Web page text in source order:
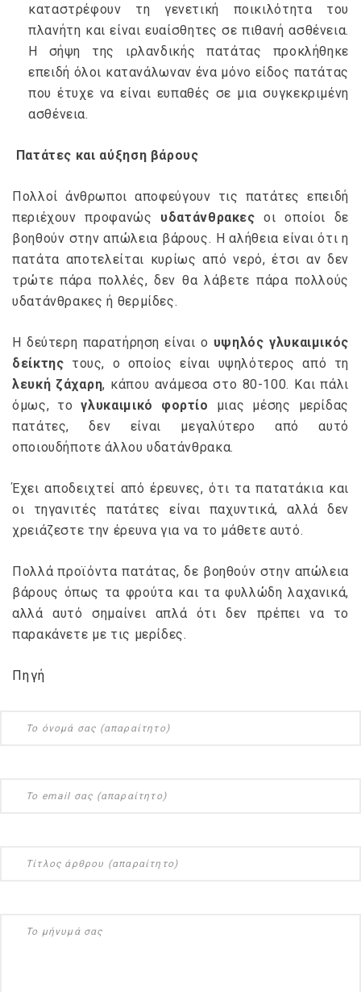
καταστρέφουν τη γενετική ποικιλότητα του
πλανήτη και είναι ευαίσθητες σε πιθανή ασθένεια.
Η σήψη της ιρλανδικής πατάτας προκλήθηκε
επειδή όλοι κατανάλωναν ένα μόνο είδος πατάτας
που έτυχε να είναι ευπαθές σε μια συγκεκριμένη
ασθένεια.
Πατάτες και αύξηση βάρους
Πολλοί άνθρωποι αποφεύγουν τις πατάτες επειδή
περιέχουν προφανώς υδατάνθρακες οι οποίοι δε
βοηθούν στην απώλεια βάρους. Η αλήθεια είναι ότι η
πατάτα αποτελείται κυρίως από νερό, έτσι αν δεν
τρώτε πάρα πολλές, δεν θα λάβετε πάρα πολλούς
υδατάνθρακες ή θερμίδες.
Η δεύτερη παρατήρηση είναι ο υψηλός γλυκαιμικός
δείκτης τους, ο οποίος είναι υψηλότερος από τη
λευκή ζάχαρη, κάπου ανάμεσα στο 80-100. Και πάλι
όμως, τογλυκαιμικό φορτίο μιας μέσης μερίδας
πατάτες, δεν είναι μεγαλύτερο από αυτό
οποιουδήποτε άλλου υδατάνθρακα.
Έχει αποδειχτεί από έρευνες, ότι τα πατατάκια και
οι τηγανιτές πατάτες είναι παχυντικά, αλλά δεν
χρειάζεστε την έρευνα για να το μάθετε αυτό.
Πολλά προϊόντα πατάτας, δε βοηθούν στην απώλεια
βάρους όπως τα φρούτα και τα φυλλώδη λαχανικά,
αλλά αυτό σημαίνει απλά ότι δεν πρέπει να το
παρακάνετε με τις μερίδες.
Πηγή